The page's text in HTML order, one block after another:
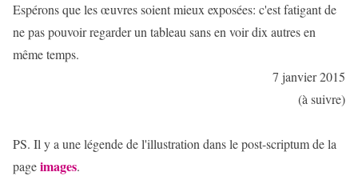
Espérons que les œuvres soient mieux exposées: c'est fatigant de
ne pas pouvoir regarder un tableau sans en voir dix autres en
même temps.
7 janvier 2015
(à suivre)
PS. Il y a une légende de l'illustration dans le post-scriptum de la
pageimages.